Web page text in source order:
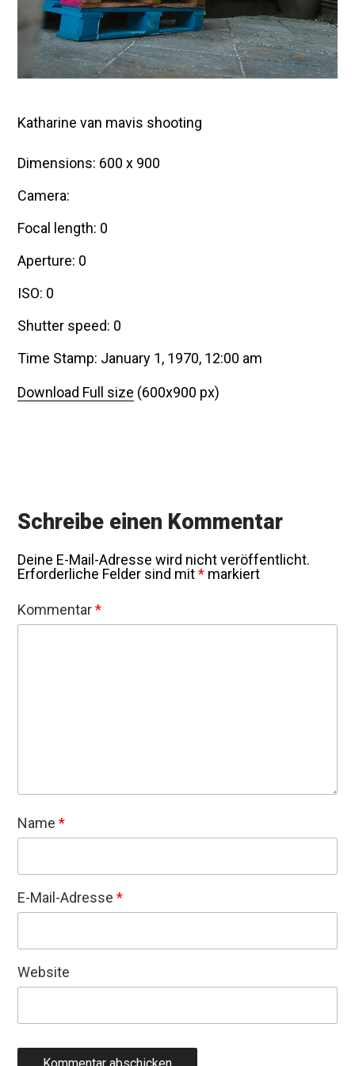
Katharine van mavis shooting
Dimensions: 600 x 900
Camera:
Focal length: 0
Aperture: 0
ISO: 0
Shutter speed: 0
Time Stamp: January 1, 1970, 12:00 am
Download Full size (600x900 px)
Schreibe einen Kommentar
Deine E-Mail-Adresse wird nicht veröffentlicht.
Erforderliche Felder sind mit* markiert
Kommentar*
Name*
E-Mail-Adresse*
Website